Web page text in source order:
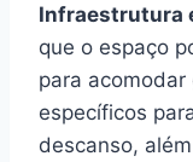
Infraestrutura
que o espaço
para
específicos
descanso,